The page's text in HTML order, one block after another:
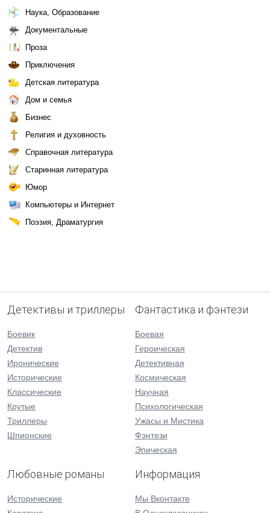
Наука, Образование
Документальные
Проза
Приключения
Детская литература
Дом и семья
Бизнес
Религия и духовность
Справочная литература
Старинная литература
Юмор
Компьютеры и Интернет
Поэзия, Драматургия
Детективы и триллеры
Боевик
Детектив
Иронические
Исторические
Классические
Крутые
Триллеры
Шпионские
Фантастика и фэнтези
Боевая
Героическая
Детективная
Космическая
Научная
Психологическая
Ужасы и Мистика
Фэнтези
Эпическая
Любовные романы
Исторические
Информация
Мы Вконтакте